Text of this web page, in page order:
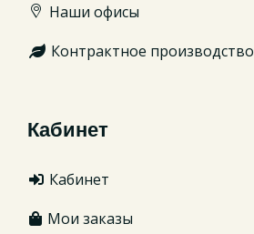
Наши офисы
Контрактное производство
Кабинет
Кабинет
Мои заказы